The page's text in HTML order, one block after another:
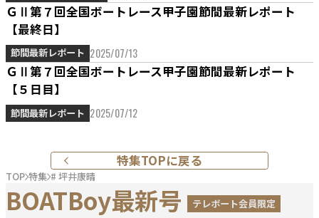
ＧⅡ第７回全国ボートレース甲子園節間最新レポート
【最終日】
節間最新レポート 2025/07/13
ＧⅡ第７回全国ボートレース甲子園節間最新レポート
【５日目】
節間最新レポート 2025/07/12
特集TOPに戻る
TOP 特集 # 坪井康晴
BOATBoy最新号 テレボート会員限定